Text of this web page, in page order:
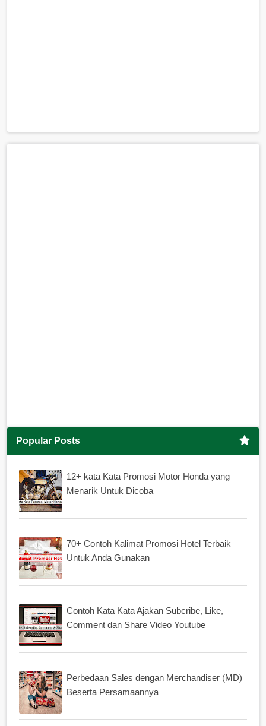
Popular Posts
12+ kata Kata Promosi Motor Honda yang
Menarik Untuk Dicoba
70+ Contoh Kalimat Promosi Hotel Terbaik
Untuk Anda Gunakan
Contoh Kata Kata Ajakan Subcribe, Like,
Comment dan Share Video Youtube
Perbedaan Sales dengan Merchandiser (MD)
Beserta Persamaannya